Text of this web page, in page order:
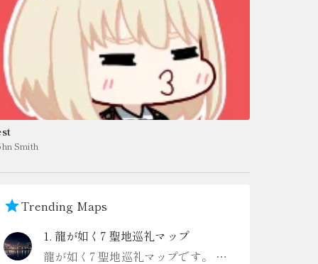
Smith
Trending Maps
1. 龍が如く7 聖地巡礼マップ
龍が如く7 聖地巡礼マップです。 一部、解説にゲーム内のネタバレありますのでお気をつけください。